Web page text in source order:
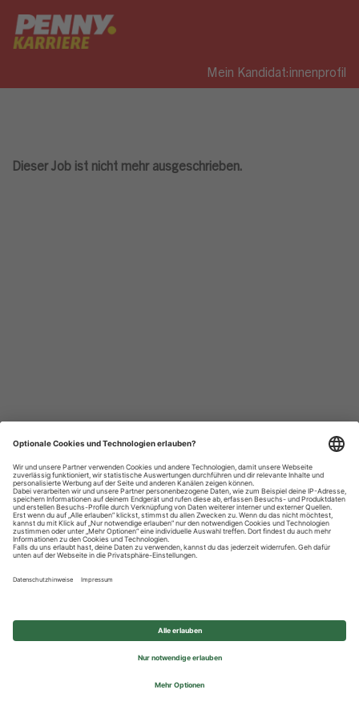
Mein Kandidat:innenprofil
Dieser Job ist nicht mehr ausgeschrieben.
Datenschutzhinweise
Impressum
Privatsphäre-Einstellungen
© 2026 REWE Group - All rights reserved